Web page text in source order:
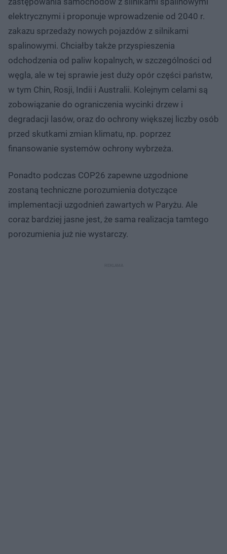
elektrycznymi i proponuje wprowadzenie od 2040 r.
zakazu sprzedaży nowych pojazdów z silnikami
spalinowymi. Chciałby także przyspieszenia
odchodzenia od paliw kopalnych, w szczególności od
węgla, ale w tej sprawie jest duży opór części państw,
w tym Chin, Rosji, Indii i Australii. Kolejnym celami są
zobowiązanie do ograniczenia wycinki drzew i
degradacji lasów, oraz do ochrony większej liczby osób
przed skutkami zmian klimatu, np. poprzez
finansowanie systemów ochrony wybrzeża.
Ponadto podczas COP26 zapewne uzgodnione
zostaną techniczne porozumienia dotyczące
implementacji uzgodnień zawartych w Paryżu. Ale
coraz bardziej jasne jest, że sama realizacja tamtego
porozumienia już nie wystarczy.